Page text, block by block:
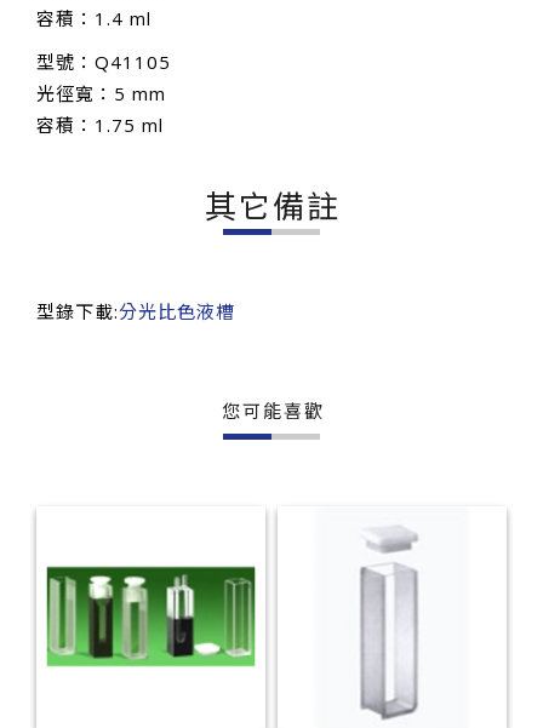
容積：1.4 ml
型號：Q41105
光徑寬：5 mm
容積：1.75 ml
其它備註
型錄下載:分光比色液槽
您可能喜歡